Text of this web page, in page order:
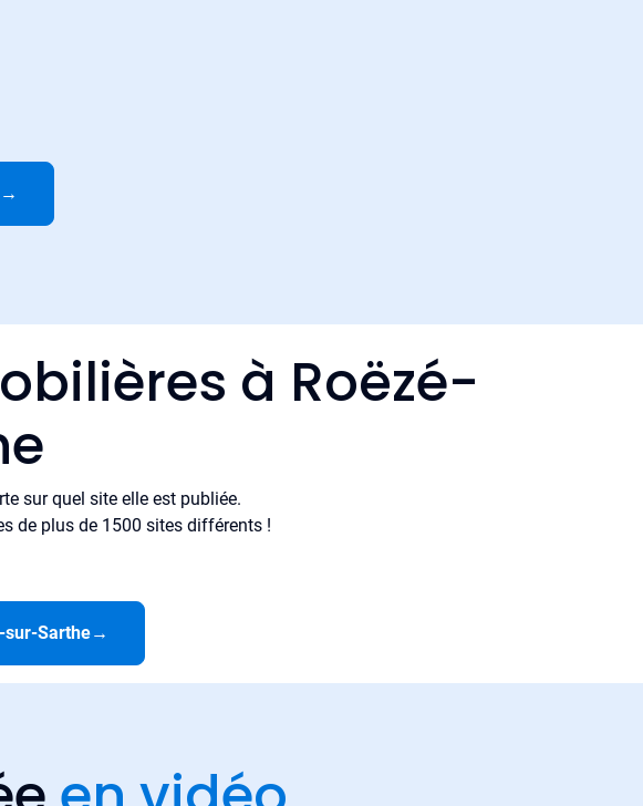
→
à Roëzé-
sur quel site elle est publiée.
de plus de 1500 sites différents !
sur-Sarthe→